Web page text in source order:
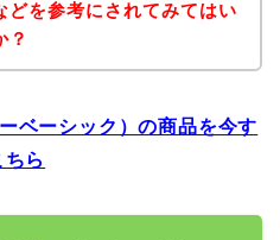
どを参考にされてみてはい
？
ベーシック）の商品を今す
ら